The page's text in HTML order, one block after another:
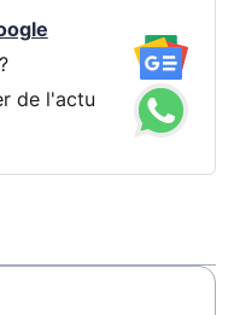
de l'actu